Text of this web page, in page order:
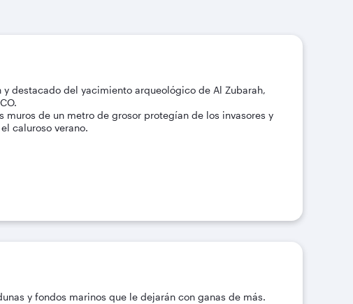
destacado del yacimiento arqueológico de Al Zubarah,
de un metro de grosor protegían de los invasores y
caluroso verano.
y fondos marinos que le dejarán con ganas de más.